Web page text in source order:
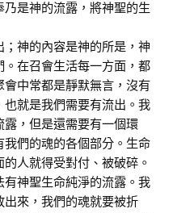
是神的流露，將神聖的生
神的內容是神的所是，神
在召會生活每一方面，都
中常都是靜默無言，沒有
就是我們需要有流出。我
，但是還需要有一個環
們的魂的各個部分。生命
人就得受對付、被破碎。
神聖生命純淨的流露。我
來，我們的魂就要被折